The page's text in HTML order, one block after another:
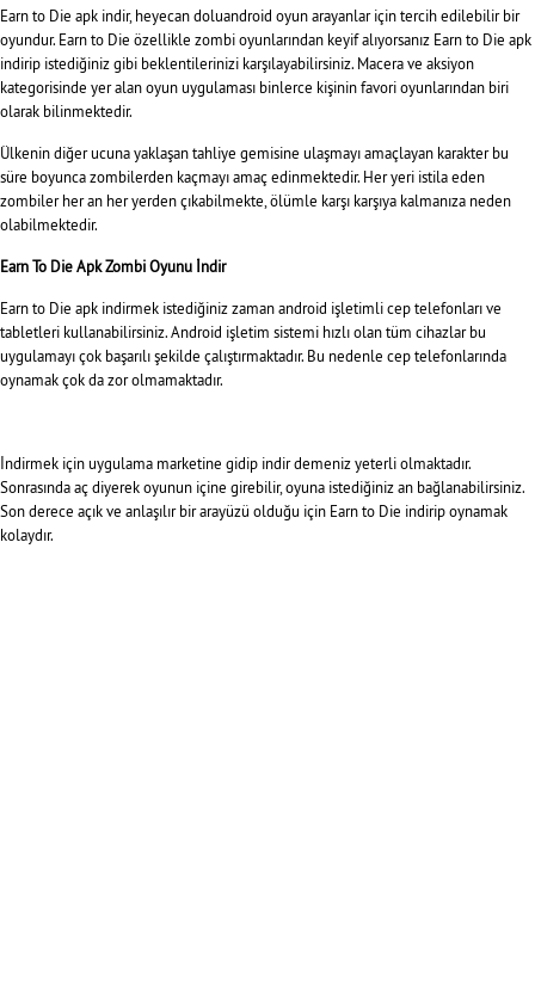
Earn to Die apk indir, heyecan doluandroid oyun arayanlar için tercih edilebilir bir
oyundur. Earn to Die özellikle zombi oyunlarından keyif alıyorsanız Earn to Die apk
indirip istediğiniz gibi beklentilerinizi karşılayabilirsiniz. Macera ve aksiyon
kategorisinde yer alan oyun uygulaması binlerce kişinin favori oyunlarından biri
olarak bilinmektedir.
Ülkenin diğer ucuna yaklaşan tahliye gemisine ulaşmayı amaçlayan karakter bu
süre boyunca zombilerden kaçmayı amaç edinmektedir. Her yeri istila eden
zombiler her an her yerden çıkabilmekte, ölümle karşı karşıya kalmanıza neden
olabilmektedir.
Earn To Die Apk Zombi Oyunu İndir
Earn to Die apk indirmek istediğiniz zaman android işletimli cep telefonları ve
tabletleri kullanabilirsiniz. Android işletim sistemi hızlı olan tüm cihazlar bu
uygulamayı çok başarılı şekilde çalıştırmaktadır. Bu nedenle cep telefonlarında
oynamak çok da zor olmamaktadır.
İndirmek için uygulama marketine gidip indir demeniz yeterli olmaktadır.
Sonrasında aç diyerek oyunun içine girebilir, oyuna istediğiniz an bağlanabilirsiniz.
Son derece açık ve anlaşılır bir arayüzü olduğu için Earn to Die indirip oynamak
kolaydır.